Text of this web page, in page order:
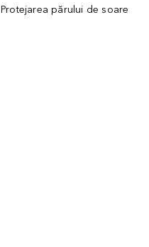
Protejarea părului de soare